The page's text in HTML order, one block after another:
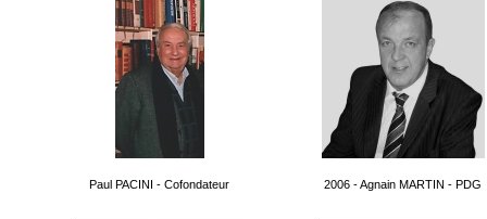
Paul PACINI - Cofondateur 2006 - Agnain MARTIN - PDG